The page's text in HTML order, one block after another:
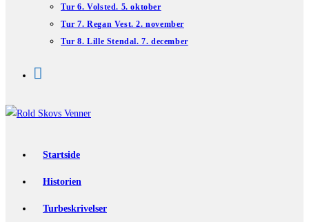
Tur 6. Volsted. 5. oktober
Tur 7. Regan Vest. 2. november
Tur 8. Lille Stendal. 7. december
Startside
Historien
Turbeskrivelser